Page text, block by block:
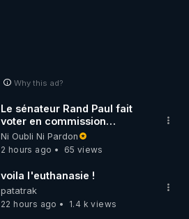
Why this ad?
Le sénateur Rand Paul fait
voter en commission
l'outrage au Congrès contre
Anthony Fauci
Ni Oubli Ni Pardon
2 hours ago
65 views
voila l'euthanasie !
patatrak
22 hours ago
1.4 k views